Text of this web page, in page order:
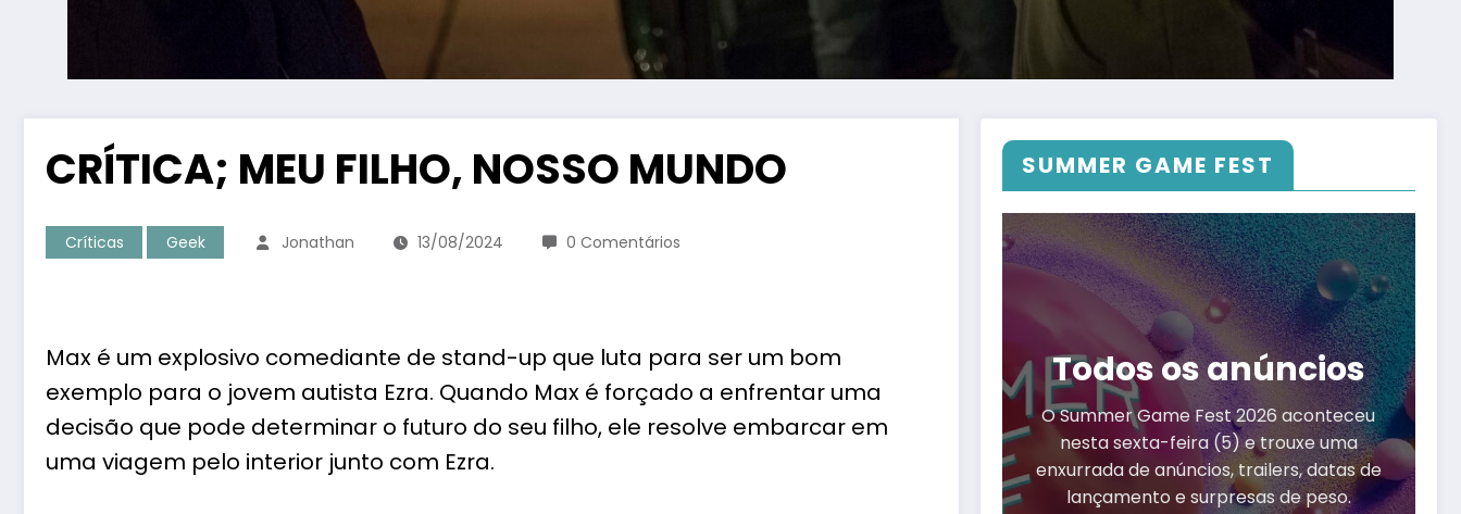
CRÍTICA; MEU FILHO, NOSSO MUNDO
Críticas Geek Jonathan 13/08/2024 0 Comentários
Max é um explosivo comediante de stand-up que luta para ser um bom
exemplo para o jovem autista Ezra. Quando Max é forçado a enfrentar uma
decisão que pode determinar o futuro do seu filho, ele resolve embarcar em
uma viagem pelo interior junto com Ezra.
SUMMER GAME FEST
Todos os anúncios
O Summer Game Fest 2026 aconteceu
nesta sexta-feira (5) e trouxe uma
enxurrada de anúncios, trailers, datas de
lançamento e surpresas de peso.